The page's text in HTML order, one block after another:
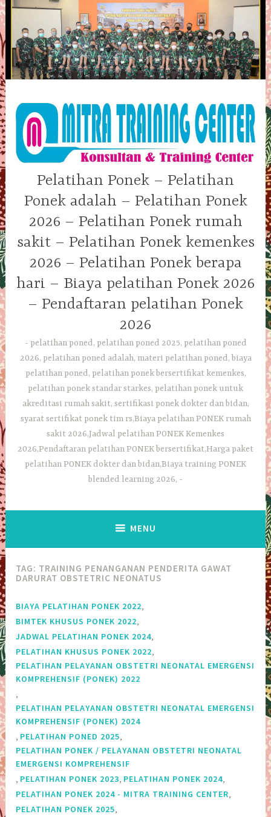
Skip
to
content
Pelatihan Ponek – Pelatihan
Ponek adalah – Pelatihan Ponek
2026 – Pelatihan Ponek rumah
sakit – Pelatihan Ponek kemenkes
2026 – Pelatihan Ponek berapa
hari – Biaya pelatihan Ponek 2026
– Pendaftaran pelatihan Ponek
2026
pelatihan poned, pelatihan poned 2025, pelatihan poned
2026, pelatihan poned adalah, materi pelatihan poned, biaya
pelatihan poned, pelatihan ponek bersertifikat kemenkes,
pelatihan ponek standar starkes, pelatihan ponek untuk
akreditasi rumah sakit, sertifikasi ponek dokter dan bidan,
syarat sertifikat ponek tim rs,Biaya pelatihan PONEK rumah
sakit 2026,Jadwal pelatihan PONEK Kemenkes
2026,Pendaftaran pelatihan PONEK bersertifikat,Harga paket
pelatihan PONEK dokter dan bidan,Biaya training PONEK
blended learning 2026,
MENU
TAG: TRAINING PENANGANAN PENDERITA GAWAT
DARURAT OBSTETRIC NEONATUS
BIAYA PELATIHAN PONEK 2022,
BIMTEK KHUSUS PONEK 2022,
JADWAL PELATIHAN PONEK 2024,
PELATIHAN KHUSUS PONEK 2022,
PELATIHAN PELAYANAN OBSTETRI NEONATAL EMERGENSI
KOMPREHENSIF (PONEK) 2022
,
PELATIHAN PELAYANAN OBSTETRI NEONATAL EMERGENSI
KOMPREHENSIF (PONEK) 2024
, PELATIHAN PONED 2025,
PELATIHAN PONEK / PELAYANAN OBSTETRI NEONATAL
EMERGENSI KOMPREHENSIF
, PELATIHAN PONEK 2023, PELATIHAN PONEK 2024,
PELATIHAN PONEK 2024 - MITRA TRAINING CENTER,
PELATIHAN PONEK 2025,